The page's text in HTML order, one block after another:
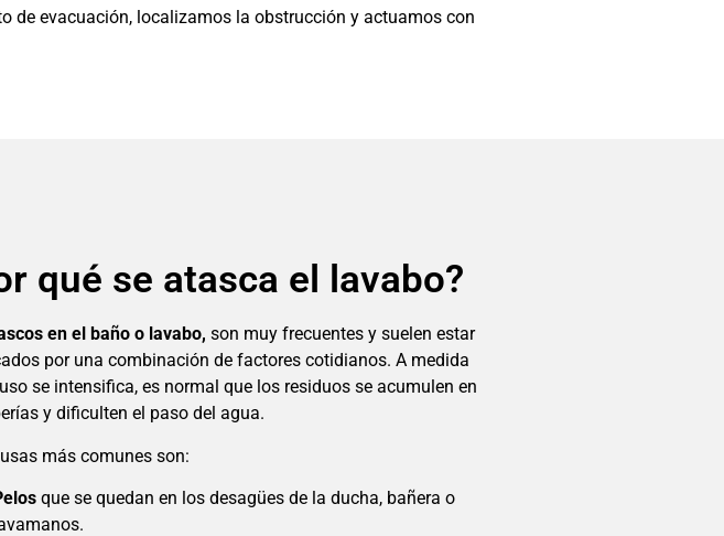
de evacuación, localizamos la obstrucción y actuamos con
qué se atasca el lavabo?
en el baño o lavabo, son muy frecuentes y suelen estar
por una combinación de factores cotidianos. A medida
se intensifica, es normal que los residuos se acumulen en
y dificulten el paso del agua.
más comunes son:
que se quedan en los desagües de la ducha, bañera o